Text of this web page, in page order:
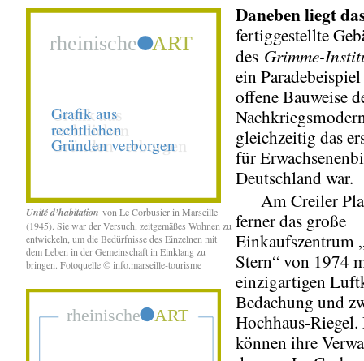
Unité d’habitation von Le Corbusier in Marseille
(1945). Sie war der Versuch, zeitgemäßes Wohnen zu
entwickeln, um die Bedürfnisse des Einzelnen mit
dem Leben in der Gemeinschaft in Einklang zu
bringen. Fotoquelle © info.marseille-tourisme
Danebenliegt
fertiggestellte
des Grimme-
ein
offene Bauweise
gleichzeitig das
für
Deutschland war.
Am Creiler
ferner das große
Einkaufszentrum
Stern“ von 1974
einzigartigen
Bedachung und
Hochhaus-Riegel.
können ihre